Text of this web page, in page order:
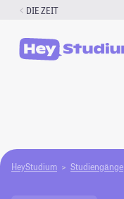
Zum
springen
DIE ZEIT
HeyStudium Studiengänge